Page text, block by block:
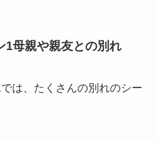
1母親や親友との別れ
は、たくさんの別れのシー